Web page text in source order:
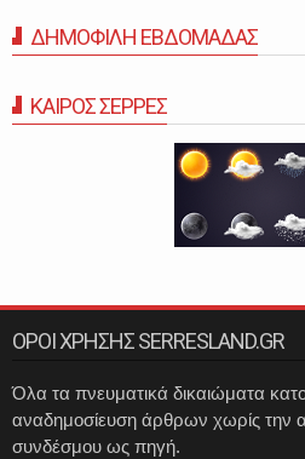
ΔΗΜΟΦΙΛΗ ΕΒΔΟΜΑΔΑΣ
ΚΑΙΡΟΣ ΣΕΡΡΕΣ
ΟΡΟΙ ΧΡΗΣΗΣ SERRESLAND.GR
Όλα τα πνευματικά δικαιώματα
αναδημοσίευση άρθρων χωρίς την
συνδέσμου ως πηγή.